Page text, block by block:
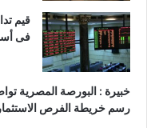
فى
خبيرة : البورصة المصرية
رسم خريطة الفرص